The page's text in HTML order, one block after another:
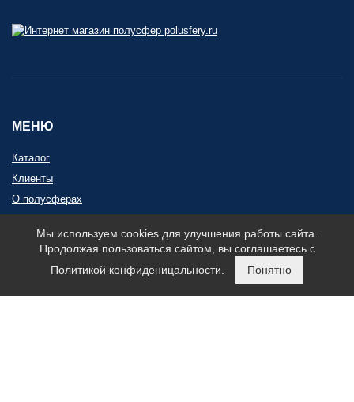
МЕНЮ
Каталог
Клиенты
О полусферах
Карта сайта
КОНТАКТЫ
Мы используем cookies для улучшения работы сайта.
Продолжая пользоваться сайтом, вы соглашаетесь с
Политикой конфиденицальности.
Понятно